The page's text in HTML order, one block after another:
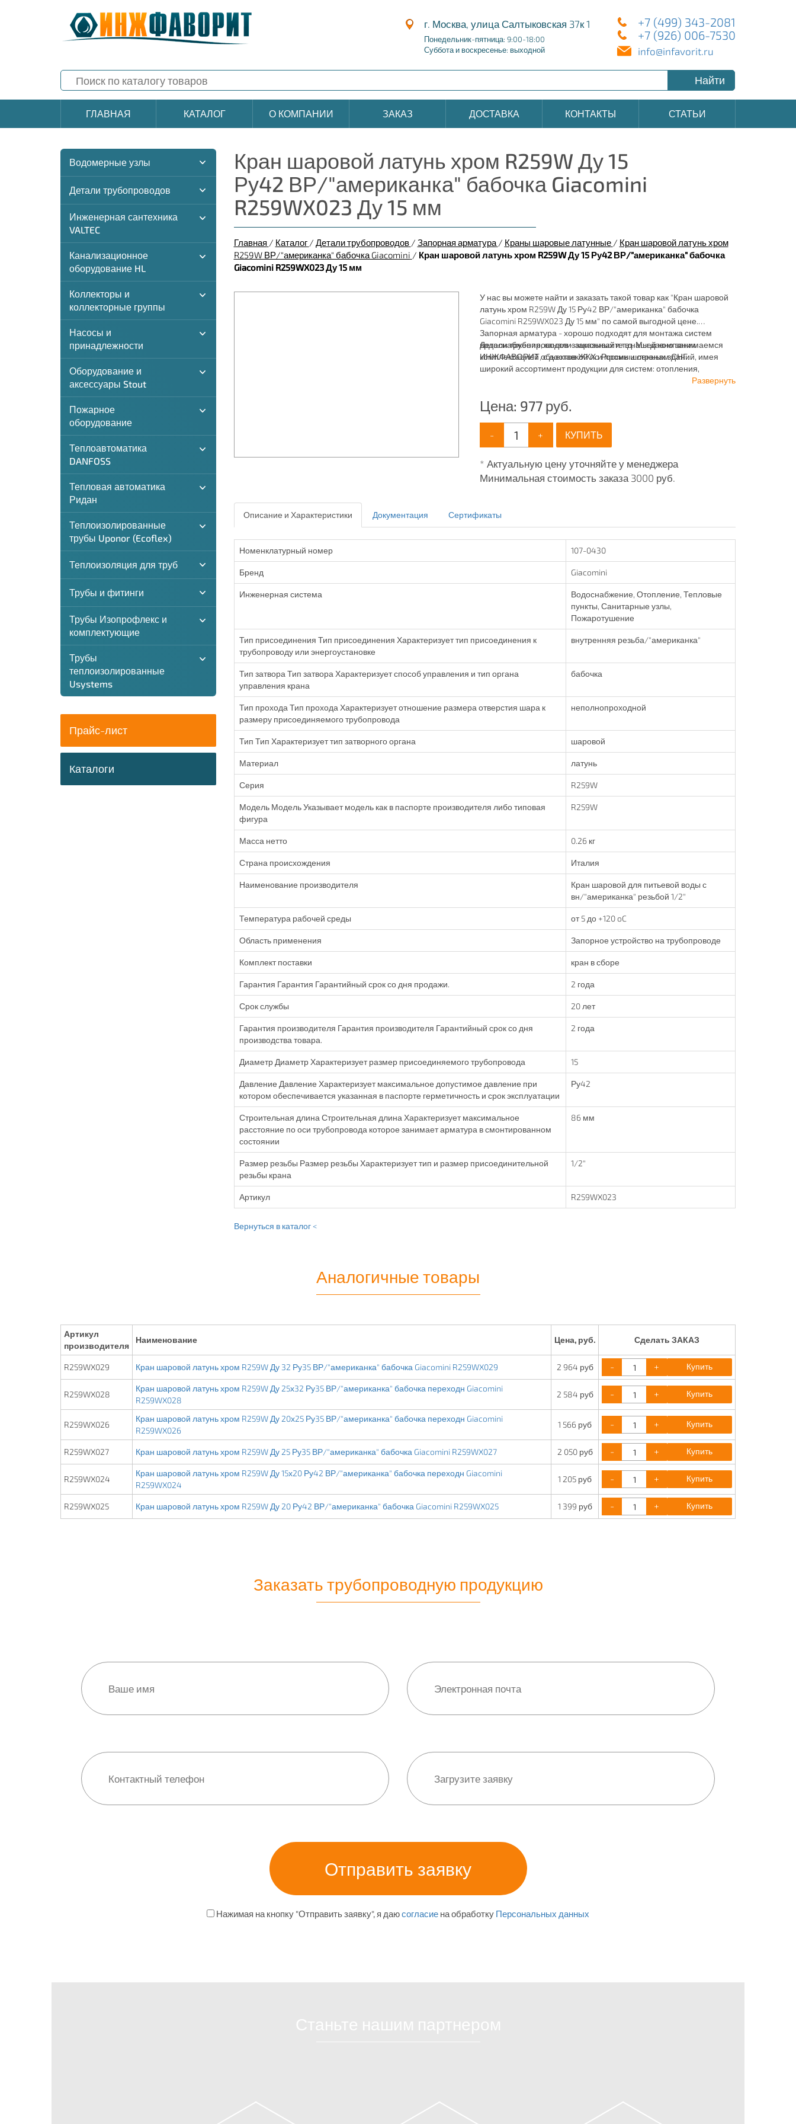
г. Москва, улица Салтыковская 37к 1
Понедельник-пятница: 9:00-18:00
Суббота и воскресенье: выходной
+7 (499) 343-2081
+7 (926) 006-7530
info@infavorit.ru
Найти
ГЛАВНАЯ КАТАЛОГ О КОМПАНИИ ЗАКАЗ ДОСТАВКА КОНТАКТЫ СТАТЬИ
Водомерные узлы
Детали трубопроводов
Инженерная сантехника
VALTEC
Канализационное
оборудование HL
Коллекторы и
коллекторные группы
Насосы и
принадлежности
Оборудование и
аксессуары Stout
Пожарное
оборудование
Теплоавтоматика
DANFOSS
Тепловая автоматика
Ридан
Теплоизолированные
трубы Uponor (Ecoflex)
Теплоизоляция для труб
Трубы и фитинги
Трубы Изопрофлекс и
комплектующие
Трубы
теплоизолированные
Usystems
Прайс-лист
Каталоги
Кран шаровой латунь хром R259W Ду 15
Ру42 ВР/"американка" бабочка Giacomini
R259WX023 Ду 15 мм
Главная / Каталог / Детали трубопроводов / Запорная арматура / Краны шаровые латунные / Кран шаровой латунь хром
R259W ВР/"американка" бабочка Giacomini / Кран шаровой латунь хром R259W Ду 15 Ру42 ВР/"американка" бабочка
Giacomini R259WX023 Ду 15 мм
У нас вы можете найти и заказать такой товар как "Кран шаровой
латунь хром R259W Ду 15 Ру42 ВР/"американка" бабочка
Giacomini R259WX023 Ду 15 мм" по самой выгодной цене.
Запорная арматура - хорошо подходят для монтажа систем
водоснабжения, канализационных и т.д. Мы давно занимаемся
комплектацией объектов ЖКХ и промышленных зданий, имея
широкий ассортимент продукции для систем: отопления,
Детали трубопроводов - заказывайте в нашей компании
ИНЖФАВОРИТ, с доставкой по России и странам СНГ.
Развернуть
Цена: 977руб.
- + КУПИТЬ
* Актуальную цену уточняйте у менеджера
Минимальная стоимость заказа 3000 руб.
Описание и Характеристики Документация Сертификаты
Номенклатурный номер 107-0430
Бренд Giacomini
Инженерная система
Водоснабжение, Отопление, Тепловые
пункты, Санитарные узлы,
Пожаротушение
Тип присоединения Тип присоединения Характеризует тип присоединения к
трубопроводу или энергоустановке
внутренняя резьба/"американка"
Тип затвора Тип затвора Характеризует способ управления и тип органа
управления крана
бабочка
Тип прохода Тип прохода Характеризует отношение размера отверстия шара к
размеру присоединяемого трубопровода
неполнопроходной
Тип Тип Характеризует тип затворного органа шаровой
Материал латунь
Серия R259W
Модель Модель Указывает модель как в паспорте производителя либо типовая
фигура
R259W
Масса нетто 0.26 кг
Страна происхождения Италия
Наименование производителя
Кран шаровой для питьевой воды с
вн/"американка" резьбой 1/2"
Температура рабочей среды от 5 до +120 oC
Область применения Запорное устройство на трубопроводе
Комплект поставки кран в сборе
Гарантия Гарантия Гарантийный срок со дня продажи. 2 года
Срок службы 20 лет
Гарантия производителя Гарантия производителя Гарантийный срок со дня
производства товара.
2 года
Диаметр Диаметр Характеризует размер присоединяемого трубопровода 15
Давление Давление Характеризует максимальное допустимое давление при
котором обеспечивается указанная в паспорте герметичность и срок эксплуатации
Ру42
Строительная длина Строительная длина Характеризует максимальное
расстояние по оси трубопровода которое занимает арматура в смонтированном
состоянии
86 мм
Размер резьбы Размер резьбы Характеризует тип и размер присоединительной
резьбы крана
1/2"
Артикул R259WX023
Вернуться в каталог <
Аналогичные товары
Артикул
производителя
Наименование Цена, руб. Сделать ЗАКАЗ
R259WX029 Кран шаровой латунь хром R259W Ду 32 Ру35 ВР/"американка" бабочка Giacomini R259WX029 2 964 руб - + Купить
R259WX028
Кран шаровой латунь хром R259W Ду 25х32 Ру35 ВР/"американка" бабочка переходн Giacomini
R259WX028
2 584 руб - + Купить
R259WX026
Кран шаровой латунь хром R259W Ду 20х25 Ру35 ВР/"американка" бабочка переходн Giacomini
R259WX026
1 566 руб - + Купить
R259WX027 Кран шаровой латунь хром R259W Ду 25 Ру35 ВР/"американка" бабочка Giacomini R259WX027 2 050 руб - + Купить
R259WX024
Кран шаровой латунь хром R259W Ду 15х20 Ру42 ВР/"американка" бабочка переходн Giacomini
R259WX024
1 205 руб - + Купить
R259WX025 Кран шаровой латунь хром R259W Ду 20 Ру42 ВР/"американка" бабочка Giacomini R259WX025 1 399 руб - + Купить
Заказать трубопроводную продукцию
Нажимая на кнопку "Отправить заявку", я даюсогласие на обработку Персональных данных